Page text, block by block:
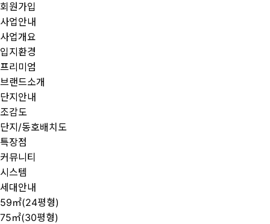
회원가입
사업안내
사업개요
입지환경
프리미엄
브랜드소개
단지안내
조감도
단지/동호배치도
특장점
커뮤니티
시스템
세대안내
59㎡(24평형)
75㎡(30평형)